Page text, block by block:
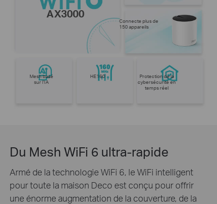
AX3000
Connecte plus de
150 appareils
Mesh basé
sur l’IA
HE160
Protection de la
cybersécurité en
temps réel
Du Mesh WiFi 6 ultra-rapide
Armé de la technologie WiFi 6, le WiFi intelligent
pour toute la maison Deco est conçu pour offrir
une énorme augmentation de la couverture, de la